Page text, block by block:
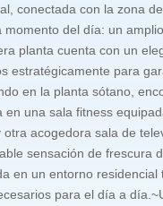
conectada con la zona
momento del día: un
planta cuenta con un
estratégicamente para
en la planta sótano,
en una sala fitness
acogedora sala de
sensación de frescura
en un entorno
para el día a